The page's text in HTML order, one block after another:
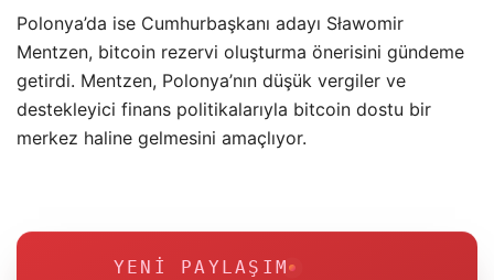
Polonya’da ise Cumhurbaşkanı adayı Sławomir
Mentzen, bitcoin rezervi oluşturma önerisini gündeme
getirdi. Mentzen, Polonya’nın düşük vergiler ve
destekleyici finans politikalarıyla bitcoin dostu bir
merkez haline gelmesini amaçlıyor.
YENI PAYLAŞIM